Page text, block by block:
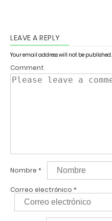
LEAVE A REPLY
Your email address will not be published.
Comment
Nombre *
Correo electrónico *